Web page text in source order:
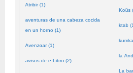
Atribir (1)
aventuras de una cabeza cocida
en un horno (1)
Avenzoar (1)
avisos de e-Libro (2)
Koûs
ktab
la
La